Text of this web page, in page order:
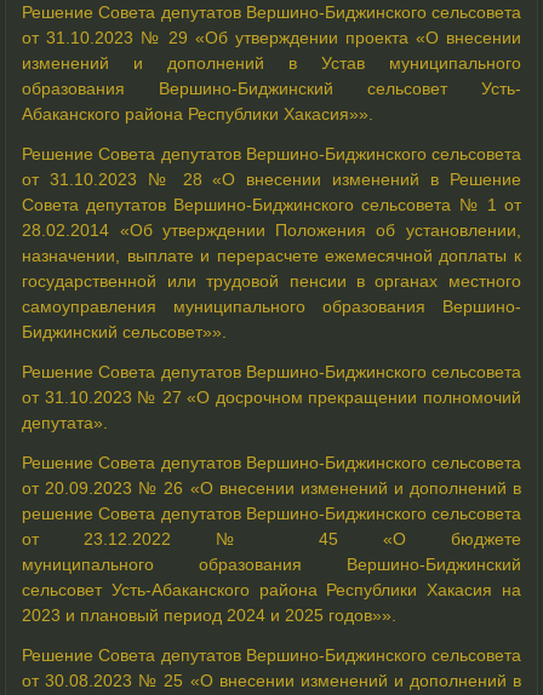
Решение Совета депутатов Вершино-Биджинского сельсовета
от 31.10.2023 № 29 «Об утверждении проекта «О внесении
изменений и дополнений в Устав муниципального
образования Вершино-Биджинский сельсовет Усть-
Абаканского района Республики Хакасия»».
Решение Совета депутатов Вершино-Биджинского сельсовета
от 31.10.2023 № 28 «О внесении изменений в Решение
Совета депутатов Вершино-Биджинского сельсовета № 1 от
28.02.2014 «Об утверждении Положения об установлении,
назначении, выплате и перерасчете ежемесячной доплаты к
государственной или трудовой пенсии в органах местного
самоуправления муниципального образования Вершино-
Биджинский сельсовет»».
Решение Совета депутатов Вершино-Биджинского сельсовета
от 31.10.2023 № 27 «О досрочном прекращении полномочий
депутата».
Решение Совета депутатов Вершино-Биджинского сельсовета
от 20.09.2023 № 26 «О внесении изменений и дополнений в
решение Совета депутатов Вершино-Биджинского сельсовета
от 23.12.2022 № 45 «О бюджете
муниципального образования Вершино-Биджинский
сельсовет Усть-Абаканского района Республики Хакасия на
2023 и плановый период 2024 и 2025 годов»».
Решение Совета депутатов Вершино-Биджинского сельсовета
от 30.08.2023 № 25 «О внесении изменений и дополнений в